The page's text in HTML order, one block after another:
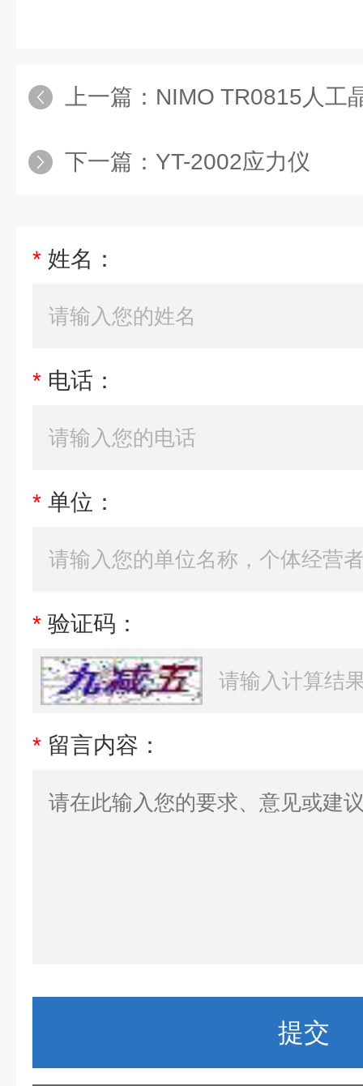
上一篇： NIMO TR0815人工
下一篇： YT-2002应力仪
* 姓名：
* 电话：
* 单位：
* 验证码：
* 留言内容：